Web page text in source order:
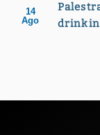
14
Ago